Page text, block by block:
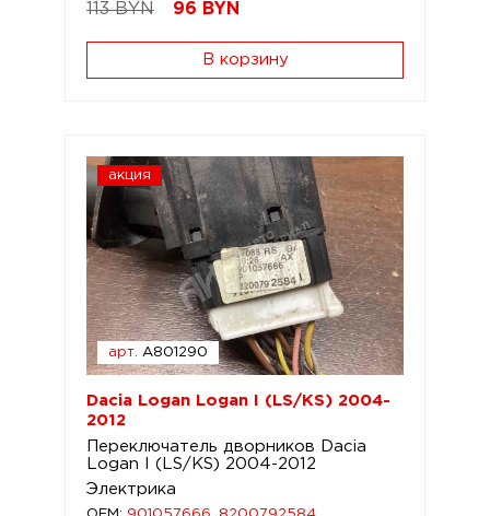
113 BYN 96 BYN
В корзину
акция
арт. A801290
Dacia Logan Logan I (LS/KS) 2004-
2012
Переключатель дворников Dacia
Logan I (LS/KS) 2004-2012
Электрика